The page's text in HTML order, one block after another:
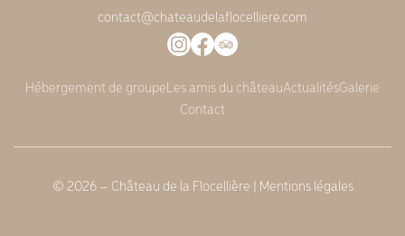
contact@chateaudelaflocelliere.com
Hébergement de groupeLes amis du châteauActualitésGalerie
Contact
© 2026 – Château de la Flocellière | Mentions légales